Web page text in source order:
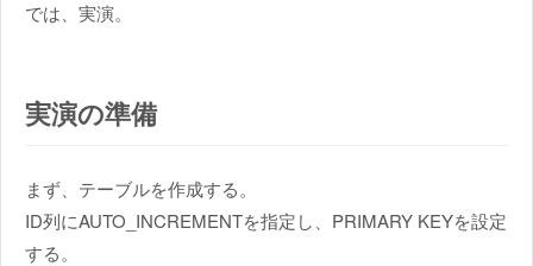
では、実演。
実演の準備
まず、テーブルを作成する。
ID列にAUTO_INCREMENTを指定し、PRIMARY KEYを設定
する。